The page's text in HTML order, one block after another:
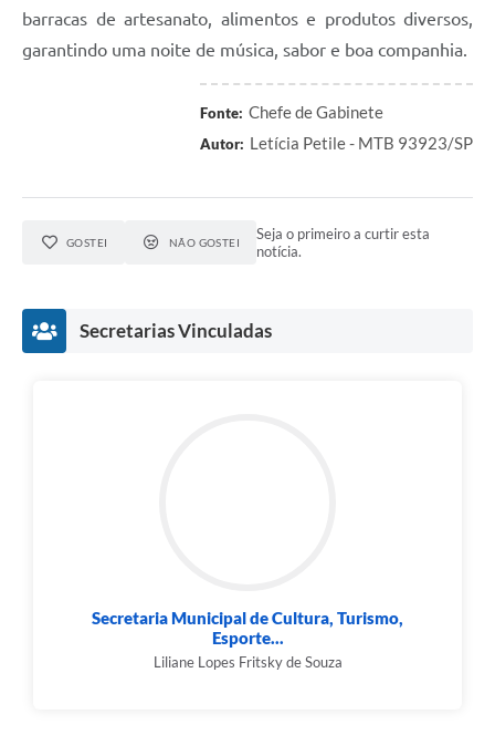
barracas de artesanato, alimentos e produtos diversos,
garantindo uma noite de música, sabor e boa companhia.
Fonte: Chefe de Gabinete
Autor: Letícia Petile - MTB 93923/SP
GOSTEI NÃO GOSTEI
Seja o primeiro a curtir esta
notícia.
Secretarias Vinculadas
Secretaria Municipal de Cultura, Turismo,
Esporte...
Liliane Lopes Fritsky de Souza